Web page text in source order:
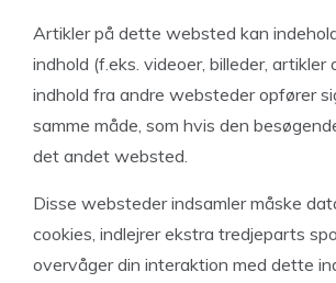
Artikler på dette websted kan
indhold (f.eks. videoer, billeder, artikler
indhold fra andre websteder opfører
samme måde, som hvis den
det andet websted.
Disse websteder indsamler måske
cookies, indlejrer ekstra tredjeparts
overvåger din interaktion med dette